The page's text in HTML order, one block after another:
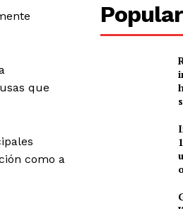
que
como a
Popular